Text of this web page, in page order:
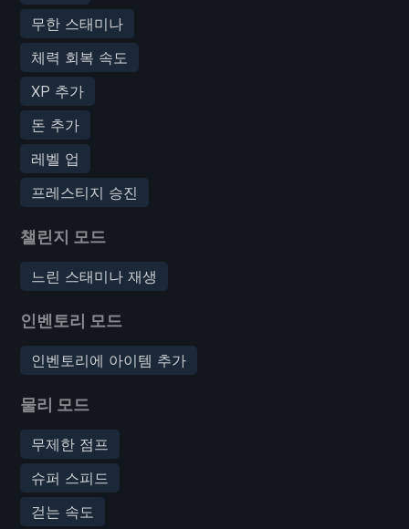
무한 스태미나
체력 회복 속도
XP 추가
돈 추가
레벨 업
프레스티지 승진
챌린지 모드
느린 스태미나 재생
인벤토리 모드
인벤토리에 아이템 추가
물리 모드
무제한 점프
슈퍼 스피드
걷는 속도